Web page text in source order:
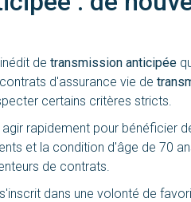
de transmission anticipée
d'assurance vie de
certains critères stricts.
rapidement pour bénéficier
et la condition d'âge de 70
de contrats.
dans une volonté de